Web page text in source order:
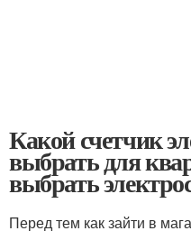
Какой счетчик
выбрать для
выбрать
Перед тем как зайти в